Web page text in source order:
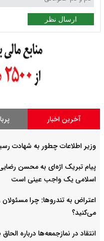
ارسال نظر
آخرین اخبار
وزیر اطلاعات چطور به شهادت رسید / ۴ سوقصد تا
پیام تبریک اژه‌ای به محسن
اسلامی یک واجب عینی است
اعتراض به تندروها: چرا
می‌کنید؟
انتقاد در نمازجمعه‌ها درباره